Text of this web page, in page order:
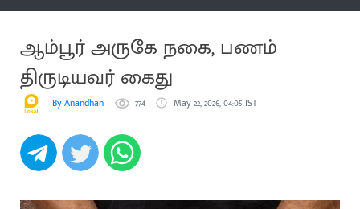
ஆம்பூர் அருகே நகை, பணம்
திருடியவர் கைது
By Anandhan 774 May 22, 2026, 04:05 IST